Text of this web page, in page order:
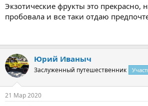
Экзотические фрукты это прекрасно,
пробовала и все таки отдаю
Юрий Иваныч
Заслуженный путешественник
21 Мар 2020